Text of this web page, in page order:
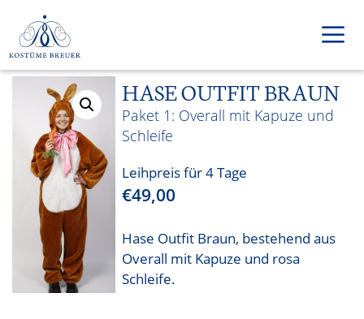
Inhalt
springen
Menu
HASE OUTFIT BRAUN
Overall mit Kapuze und
Schleife
Leihpreis für 4 Tage
€49,00
Hase Outfit Braun, bestehend aus
Overall mit Kapuze und rosa
Schleife.